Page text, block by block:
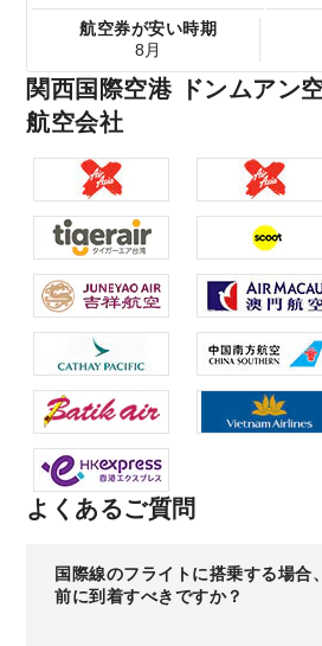
航空券が安い時期
8月
関西国際空港 ドンムアン
航空会社
よくあるご質問
国際線のフライトに搭乗する場合
前に到着すべきですか？